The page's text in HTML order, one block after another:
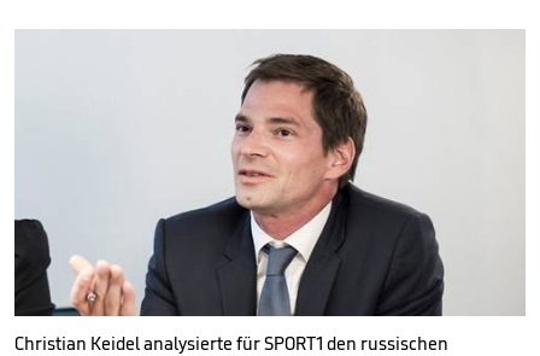
Christian Keidel analysierte für SPORT1 den russischen